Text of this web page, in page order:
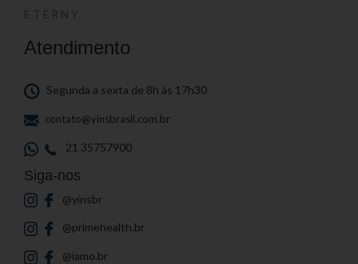
ETERNY
Atendimento
Segunda a sexta de 8h às 17h30
contato@yinsbrasil.com.br
21 35757900
Siga-nos
@yinsbr
@primehealth.br
@iamo.br